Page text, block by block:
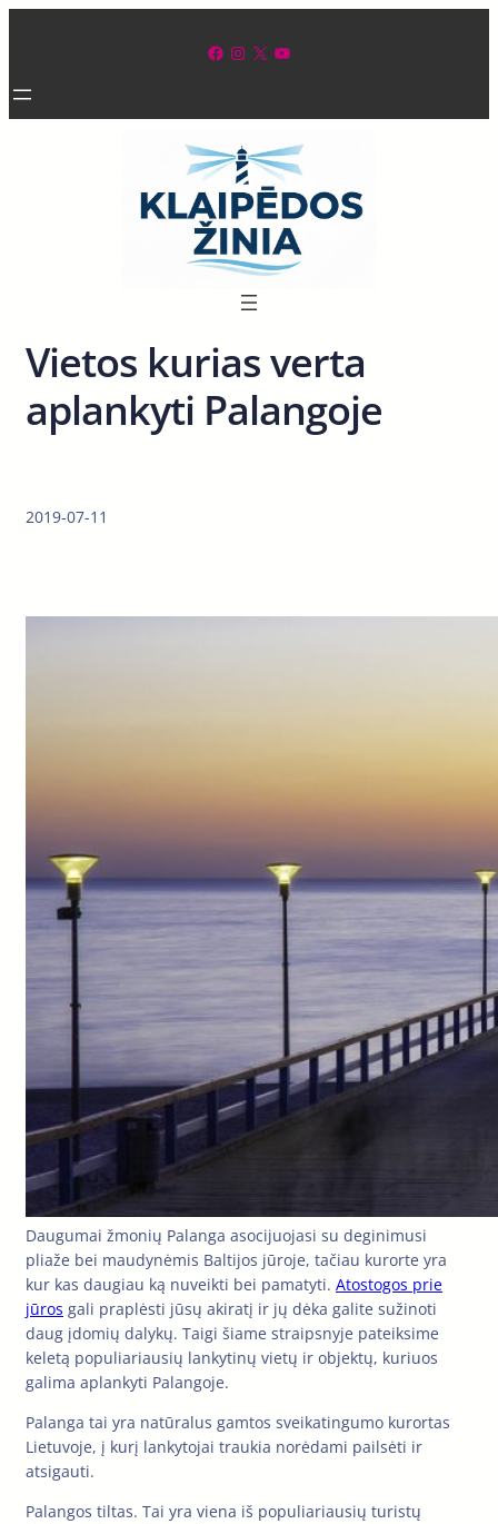
Facebook Instagram X YouTube
Vietos kurias verta
aplankyti Palangoje
2019-07-11
Daugumai žmonių Palanga asocijuojasi su deginimusi
pliaže bei maudynėmis Baltijos jūroje, tačiau kurorte yra
kur kas daugiau ką nuveikti bei pamatyti. Atostogos prie
jūros gali praplėsti jūsų akiratį ir jų dėka galite sužinoti
daug įdomių dalykų. Taigi šiame straipsnyje pateiksime
keletą populiariausių lankytinų vietų ir objektų, kuriuos
galima aplankyti Palangoje.
Palanga tai yra natūralus gamtos sveikatingumo kurortas
Lietuvoje, į kurį lankytojai traukia norėdami pailsėti ir
atsigauti.
Palangos tiltas. Tai yra viena iš populiariausių turistų